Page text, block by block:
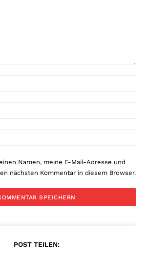
Namen, meine E-Mail-Adresse und
nächsten Kommentar in diesem Browser.
POST TEILEN: